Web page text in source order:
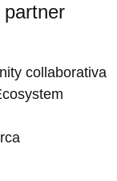
collaborativa